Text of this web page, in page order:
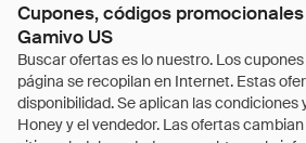
Cupones, códigos
Gamivo US